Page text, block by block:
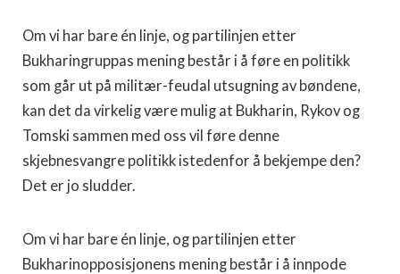
Om vi har bare én linje, og partilinjen etter
Bukharingruppas mening består i å føre en politikk
som går ut på militær-feudal utsugning av bøndene,
kan det da virkelig være mulig at Bukharin, Rykov og
Tomski sammen med oss vil føre denne
skjebnesvangre politikk istedenfor å bekjempe den?
Det er jo sludder.
Om vi har bare én linje, og partilinjen etter
Bukharinopposisjonens mening består i å innpode